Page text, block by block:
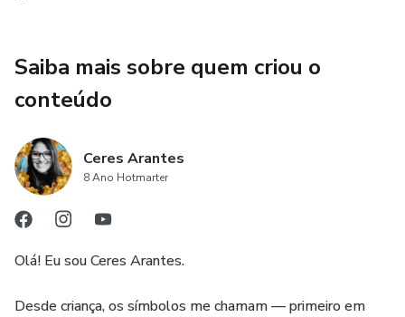
Saiba mais sobre quem criou o
conteúdo
Ceres Arantes
8 Ano Hotmarter
Olá! Eu sou Ceres Arantes.
Desde criança, os símbolos me chamam — primeiro em